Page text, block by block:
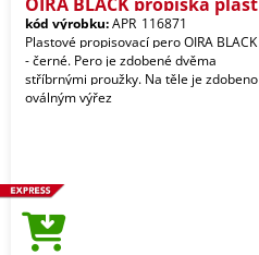
kód výrobku:APR_116871
Plastové propisovací pero OIRA BLACK
- černé. Pero je zdobené dvěma
stříbrnými proužky. Na těle je zdobeno
oválným výřez